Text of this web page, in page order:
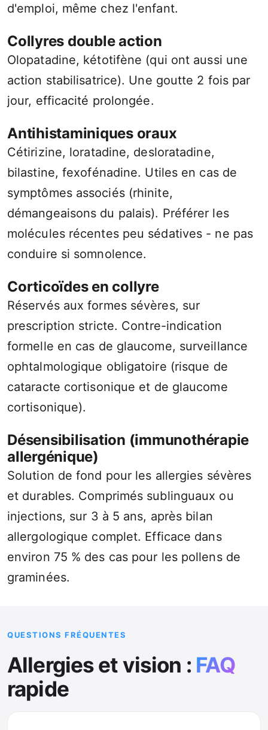
d'emploi, même chez l'enfant.
Collyres double action
Olopatadine, kétotifène (qui ont aussi une
action stabilisatrice). Une goutte 2 fois par
jour, efficacité prolongée.
Antihistaminiques oraux
Cétirizine, loratadine, desloratadine,
bilastine, fexofénadine. Utiles en cas de
symptômes associés (rhinite,
démangeaisons du palais). Préférer les
molécules récentes peu sédatives - ne pas
conduire si somnolence.
Corticoïdes en collyre
Réservés aux formes sévères, sur
prescription stricte. Contre-indication
formelle en cas de glaucome, surveillance
ophtalmologique obligatoire (risque de
cataracte cortisonique et de glaucome
cortisonique).
Désensibilisation (immunothérapie
allergénique)
Solution de fond pour les allergies sévères
et durables. Comprimés sublinguaux ou
injections, sur 3 à 5 ans, après bilan
allergologique complet. Efficace dans
environ 75 % des cas pour les pollens de
graminées.
QUESTIONS FRÉQUENTES
Allergies et vision : FAQ
rapide